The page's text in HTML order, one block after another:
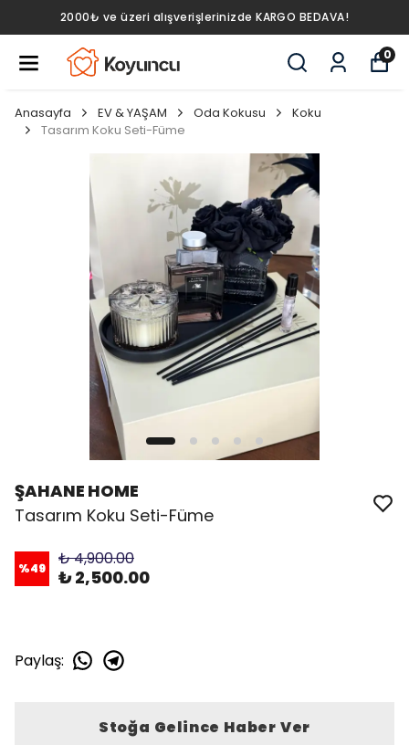
2000₺ ve üzeri alışverişlerinizde KARGO BEDAVA!
0
Anasayfa EV & YAŞAM Oda Kokusu
Koku
Tasarım Koku Seti-Füme
ŞAHANE HOME
Tasarım Koku Seti-Füme
%49 ₺ 4,900.00
₺ 2,500.00
Paylaş:
Stoğa Gelince Haber Ver